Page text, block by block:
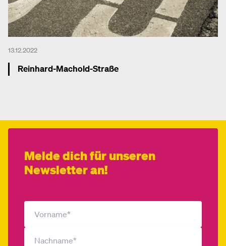
13.12.2022
Reinhard-Machold-Straße
Melde dich für unseren
Newsletter an!